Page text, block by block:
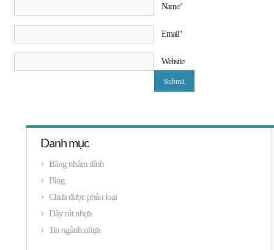
Name*
Email*
Website
Danh mục
Băng nhám dính
Blog
Chưa được phân loại
Dây rút nhựa
Tin ngành nhựa